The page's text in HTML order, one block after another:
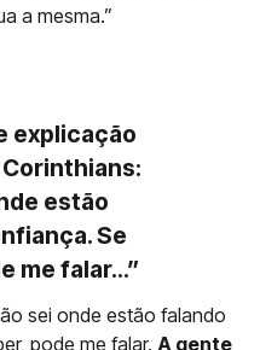
a mesma.”
explicação
estão
Se
me falar...”
sei onde estão falando
pode me falar. A gente